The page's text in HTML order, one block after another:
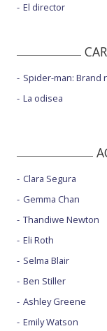
El director
Spider-man: Brand
La odisea
Clara Segura
Gemma Chan
Thandiwe Newton
Eli Roth
Selma Blair
Ben Stiller
Ashley Greene
Emily Watson